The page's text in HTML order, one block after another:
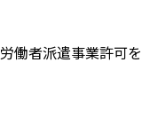
労働者派遣事業許可